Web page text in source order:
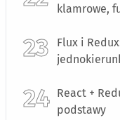
klamrowe,
Flux i
React +
podstawy